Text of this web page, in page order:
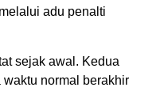
adu penalti
sejak awal. Kedua
normal berakhir